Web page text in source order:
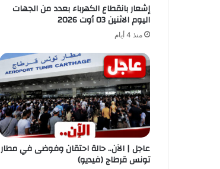
إشعار بانقطاع الكهرباء بعدد من الجهات
اليوم الاثنين 03 أوت 2026
منذ 4 أيام
عاجل | الآن.. حالة احتقان وفوضى في مطار
تونس قرطاج (فيديو)